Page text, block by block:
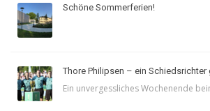
Schöne Sommerferien!
Thore Philipsen – ein Schiedsrichter
Ein unvergessliches Wochenende